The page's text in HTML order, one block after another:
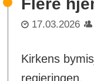
17.03.2026
Kirkens
regjeringen.